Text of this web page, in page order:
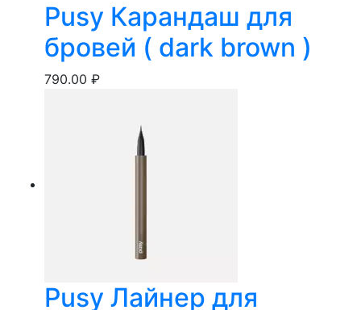
Pusy Карандаш для
бровей ( dark brown )
790.00 ₽
Pusy Лайнер для